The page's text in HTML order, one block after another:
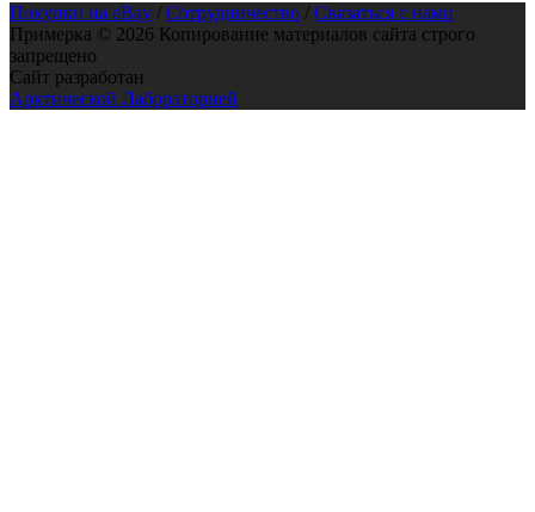
Покупки на eBay / Сотрудничество / Связаться с нами
Примерка © 2026 Копирование материалов сайта строго
запрещено
Сайт разработан
Арктической Лабораторией